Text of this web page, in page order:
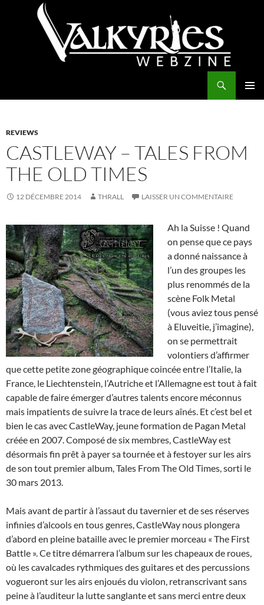
REVIEWS
CASTLEWAY – TALES FROM
THE OLD TIMES
12 DÉCEMBRE 2014 THRALL LAISSER UN COMMENTAIRE
Ah la Suisse ! Quand
on pense que ce pays
a donné naissance à
l’un des groupes les
plus renommés de la
scène Folk Metal
(vous aviez tous pensé
à Eluveitie, j’imagine),
on se permettrait
volontiers d’affirmer
que cette petite zone géographique coincée entre l’Italie, la
France, le Liechtenstein, l’Autriche et l’Allemagne est tout à fait
capable de faire émerger d’autres talents encore méconnus
mais impatients de suivre la trace de leurs aînés. Et c’est bel et
bien le cas avec CastleWay, jeune formation de Pagan Metal
créée en 2007. Composé de six membres, CastleWay est
désormais fin prêt à payer sa tournée et à festoyer sur les airs
de son tout premier album, Tales From The Old Times, sorti le
30 mars 2013.
Mais avant de partir à l’assaut du tavernier et de ses réserves
infinies d’alcools en tous genres, CastleWay nous plongera
d’abord en pleine bataille avec le premier morceau « The First
Battle ». Ce titre démarrera l’album sur les chapeaux de roues,
où les cavalcades rythmiques des guitares et des percussions
vogueront sur les airs enjoués du violon, retranscrivant sans
peine à l’auditeur la lutte sanglante et sans merci entre deux